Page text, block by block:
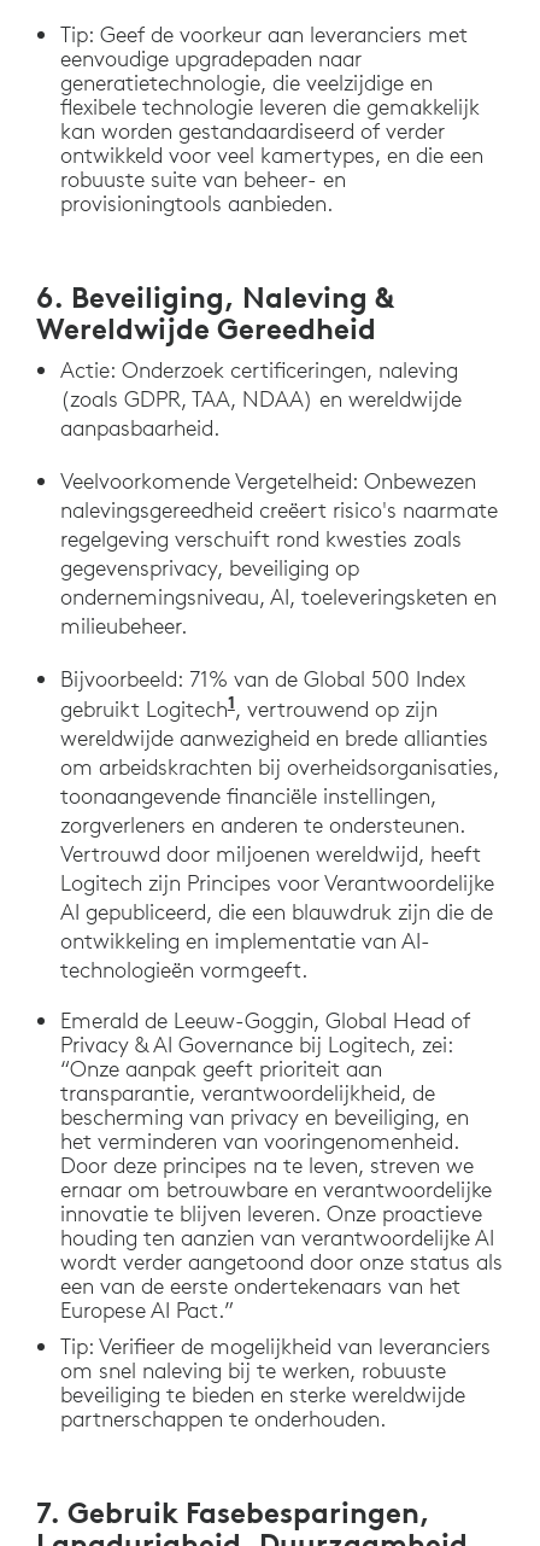
Tip: Geef de voorkeur aan leveranciers met
eenvoudige upgradepaden naar
generatietechnologie, die veelzijdige en
flexibele technologie leveren die gemakkelijk
kan worden gestandaardiseerd of verder
ontwikkeld voor veel kamertypes, en die een
robuuste suite van beheer- en
provisioningtools aanbieden.
6. Beveiliging, Naleving &
Wereldwijde Gereedheid
Actie: Onderzoek certificeringen, naleving
(zoals GDPR, TAA, NDAA) en wereldwijde
aanpasbaarheid.
Veelvoorkomende Vergetelheid: Onbewezen
nalevingsgereedheid creëert risico's naarmate
regelgeving verschuift rond kwesties zoals
gegevensprivacy, beveiliging op
ondernemingsniveau, AI, toeleveringsketen en
milieubeheer.
Bijvoorbeeld: 71% van de Global 500 Index
gebruikt Logitech1, vertrouwend op zijn
wereldwijde aanwezigheid en brede allianties
om arbeidskrachten bij overheidsorganisaties,
toonaangevende financiële instellingen,
zorgverleners en anderen te ondersteunen.
Vertrouwd door miljoenen wereldwijd, heeft
Logitech zijn Principes voor Verantwoordelijke
AI gepubliceerd, die een blauwdruk zijn die de
ontwikkeling en implementatie van AI-
technologieën vormgeeft.
Emerald de Leeuw-Goggin, Global Head of
Privacy & AI Governance bij Logitech, zei:
“Onze aanpak geeft prioriteit aan
transparantie, verantwoordelijkheid, de
bescherming van privacy en beveiliging, en
het verminderen van vooringenomenheid.
Door deze principes na te leven, streven we
ernaar om betrouwbare en verantwoordelijke
innovatie te blijven leveren. Onze proactieve
houding ten aanzien van verantwoordelijke AI
wordt verder aangetoond door onze status als
een van de eerste ondertekenaars van het
Europese AI Pact.”
Tip: Verifieer de mogelijkheid van leveranciers
om snel naleving bij te werken, robuuste
beveiliging te bieden en sterke wereldwijde
partnerschappen te onderhouden.
7. Gebruik Fasebesparingen,